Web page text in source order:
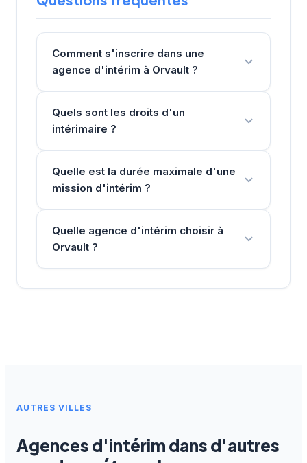
Comment s'inscrire dans une
agence d'intérim à Orvault ?
Quels sont les droits d'un
intérimaire ?
Quelle est la durée maximale d'une
mission d'intérim ?
Quelle agence d'intérim choisir à
Orvault ?
AUTRES VILLES
Agences d'intérim dans d'autres